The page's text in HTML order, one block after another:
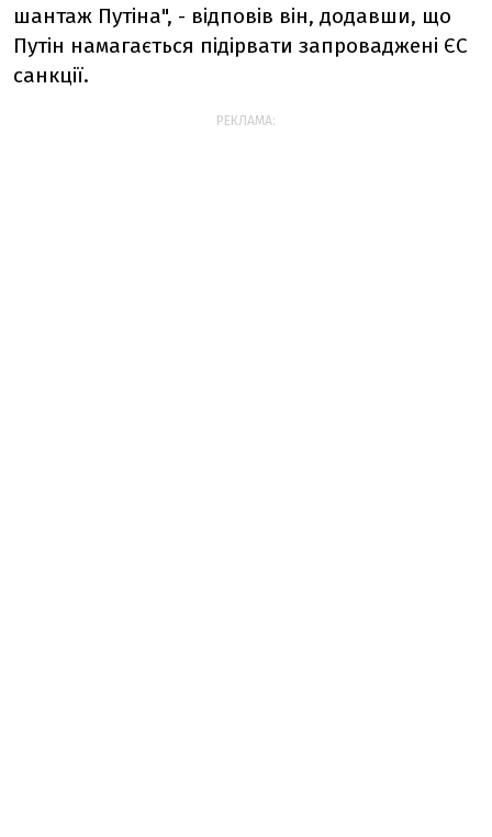
шантаж Путіна", - відповів він, додавши, що
Путін намагається підірвати запроваджені ЄС
санкції.
РЕКЛАМА: